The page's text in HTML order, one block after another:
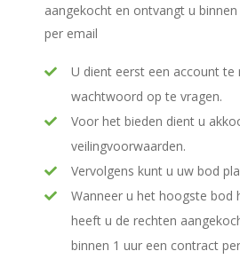
aangekocht en ontvangt u
per email
U dient eerst een account
wachtwoord op te vragen.
Voor het bieden dient u
veilingvoorwaarden.
Vervolgens kunt u uw bod
Wanneer u het hoogste bod
heeft u de rechten
binnen 1 uur een contract